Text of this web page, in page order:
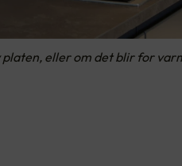
eller om det blir for